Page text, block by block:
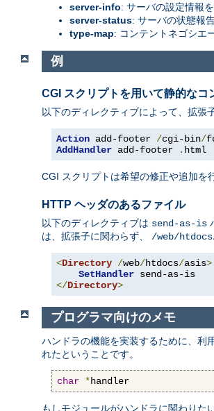
server-info: サーバの設定情報
server-status: サーバの状態報
type-map: コンテントネゴシエ
例
CGI スクリプトを用いて静的なコ
以下のディレクティブによって、拡張
Action add-footer /cgi-bin/
AddHandler add-footer . html
CGI スクリプトは希望の修正や追加を
HTTP ヘッダのあるファイル
以下のディレクティブは send-as-is
は、拡張子に関わらず、 /web/
<Directory /web/htdocs/asis>
SetHandler
</Directory>
プログラマ向けのメモ
ハンドラの機能を実装するために、利
れたということです。
char *handler
もしモジュールがハンドラに関わりた